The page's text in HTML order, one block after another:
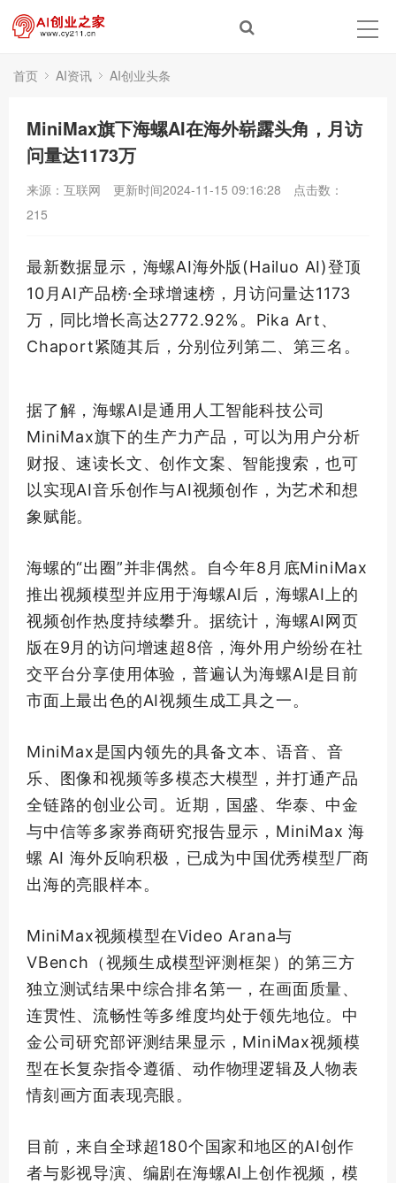
首页 AI资讯 AI创业头条
MiniMax旗下海螺AI在海外崭露头角，月访
问量达1173万
来源：互联网 更新时间2024-11-15 09:16:28
点击数：
215
最新数据显示，海螺AI海外版(Hailuo AI)登顶
10月AI产品榜·全球增速榜，月访问量达1173
万，同比增长高达2772.92%。Pika Art、
Chaport紧随其后，分别位列第二、第三名。
据了解，海螺AI是通用人工智能科技公司
MiniMax旗下的生产力产品，可以为用户分析
财报、速读长文、创作文案、智能搜索，也可
以实现AI音乐创作与AI视频创作，为艺术和想
象赋能。
海螺的“出圈”并非偶然。自今年8月底MiniMax
推出视频模型并应用于海螺AI后，海螺AI上的
视频创作热度持续攀升。据统计，海螺AI网页
版在9月的访问增速超8倍，海外用户纷纷在社
交平台分享使用体验，普遍认为海螺AI是目前
市面上最出色的AI视频生成工具之一。
MiniMax是国内领先的具备文本、语音、音
乐、图像和视频等多模态大模型，并打通产品
全链路的创业公司。近期，国盛、华泰、中金
与中信等多家券商研究报告显示，MiniMax 海
螺 AI 海外反响积极，已成为中国优秀模型厂商
出海的亮眼样本。
MiniMax视频模型在Video Arana与
VBench（视频生成模型评测框架）的第三方
独立测试结果中综合排名第一 ，在画面质量、
连贯性、流畅性等多维度均处于领先地位。中
金公司研究部评测结果显示，MiniMax视频模
型在长复杂指令遵循、动作物理逻辑及人物表
情刻画方面表现亮眼。
目前，来自全球超180个国家和地区的AI创作
者与影视导演、编剧在海螺AI上创作视频，模